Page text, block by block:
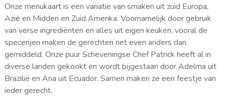
Onze menukaart is een variatie van smaken uit zuid Europa,
Azië en Midden en Zuid Amerika. Voornamelijk door gebruik
van verse ingrediënten en alles uit eigen keuken, vooral de
specerijen maken de gerechten net even anders dan
gemiddeld. Onze puur Scheveningse Chef Patrick heeft al in
diverse landen gekookt en wordt bijgestaan door Adelma uit
Brazilië en Ana uit Ecuador. Samen maken ze een feestje van
ieder gerecht.